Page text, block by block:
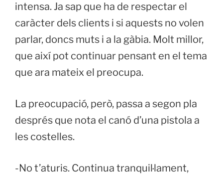
intensa. Ja sap que ha de respectar el
caràcter dels clients i si aquests no volen
parlar, doncs muts i a la gàbia. Molt millor,
que així pot continuar pensant en el tema
que ara mateix el preocupa.
La preocupació, però, passa a segon pla
després que nota el canó d’una pistola a
les costelles.
-No t’aturis. Continua tranquil·lament,